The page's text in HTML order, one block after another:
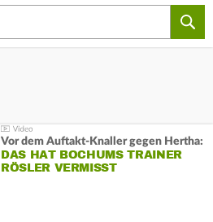
Vor dem Auftakt-Knaller gegen Hertha:
DAS HAT BOCHUMS TRAINER
RÖSLER VERMISST